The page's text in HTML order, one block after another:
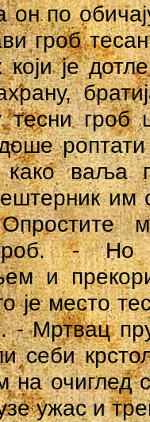
он по
гроб
који је
тесни гроб
ваља
- Но
и
је место
- Мртвац
себи
на очиглед
ужас и